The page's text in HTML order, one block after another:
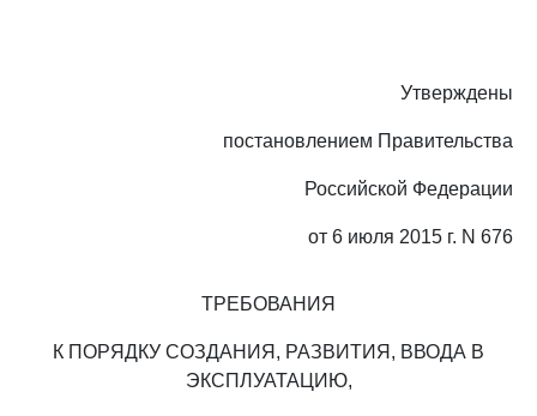
Утверждены
постановлением Правительства
Российской Федерации
от 6 июля 2015 г. N 676
ТРЕБОВАНИЯ
К ПОРЯДКУ СОЗДАНИЯ, РАЗВИТИЯ, ВВОДА В
ЭКСПЛУАТАЦИЮ,